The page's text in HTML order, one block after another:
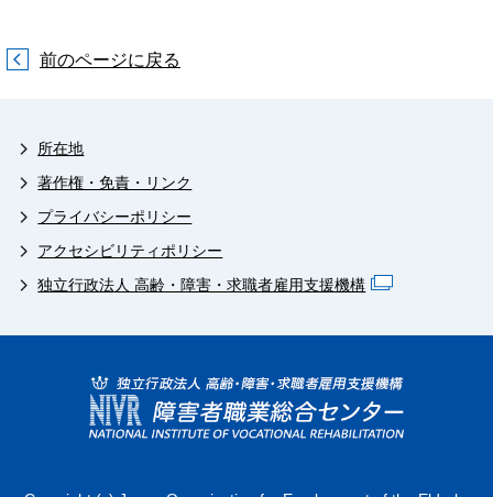
前のページに戻る
所在地
著作権・免責・リンク
プライバシーポリシー
アクセシビリティポリシー
独立行政法人 高齢・障害・求職者雇用支援機構